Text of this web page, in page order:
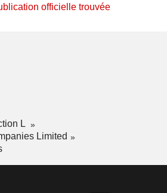
officielle trouvée
L
Limited